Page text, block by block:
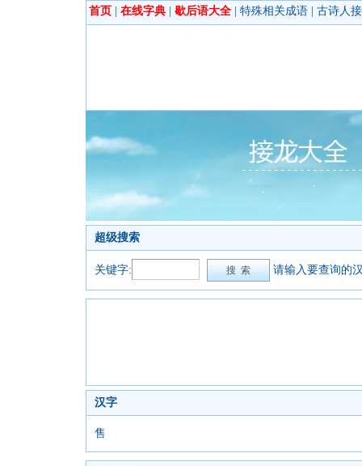
首页 在线字典 歇后语大全 特殊相关成语 古诗人
超级搜索
关键字: 请输入要查询的
汉字
售